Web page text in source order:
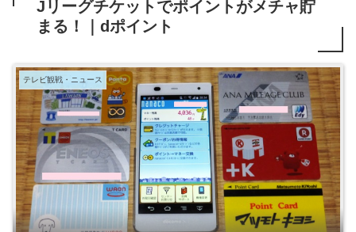
Jリーグチケットでポイントがメチャ貯
まる！｜dポイント
テレビ観戦・ニュース